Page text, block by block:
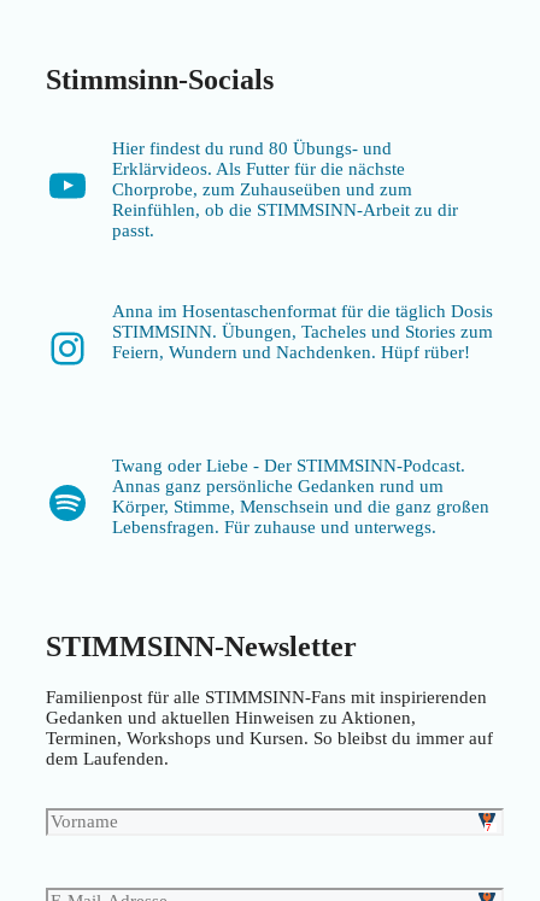
Stimmsinn-Socials
YouTube
Hier findest du rund 80 Übungs- und
Erklärvideos. Als Futter für die nächste
Chorprobe, zum Zuhauseüben und zum
Reinfühlen, ob die STIMMSINN-Arbeit zu dir
passt.
Instagram
Anna im Hosentaschenformat für die täglich Dosis
STIMMSINN. Übungen, Tacheles und Stories zum
Feiern, Wundern und Nachdenken. Hüpf rüber!
Spotify
Twang oder Liebe - Der STIMMSINN-Podcast.
Annas ganz persönliche Gedanken rund um
Körper, Stimme, Menschsein und die ganz großen
Lebensfragen. Für zuhause und unterwegs.
STIMMSINN-Newsletter
Familienpost für alle STIMMSINN-Fans mit inspirierenden
Gedanken und aktuellen Hinweisen zu Aktionen,
Terminen, Workshops und Kursen. So bleibst du immer auf
dem Laufenden.